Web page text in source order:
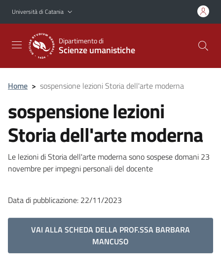
Vai al contenuto principale
Vai al menu di navigazione
Università di Catania
Dipartimento di
Scienze umanistiche
Home > sospensione lezioni Storia dell'arte moderna
sospensione lezioni
Storia dell'arte moderna
Le lezioni di Storia dell'arte moderna sono sospese domani 23
novembre per impegni personali del docente
Data di pubblicazione: 22/11/2023
VAI ALLA SCHEDA DELLA PROF.SSA BARBARA
MANCUSO